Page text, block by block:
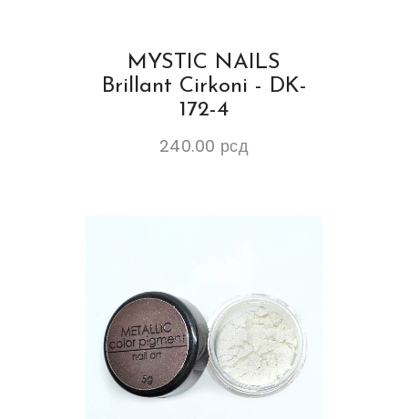
MYSTIC NAILS
Brillant Cirkoni - DK-
172-4
240.00 рсд